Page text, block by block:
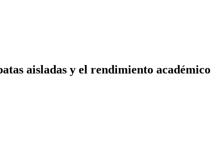
aisladas y el rendimiento académico